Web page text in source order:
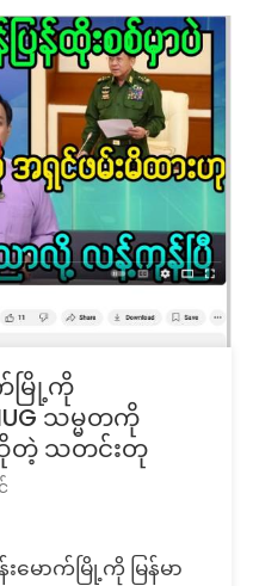
က်မြို့ကို
သမ္မတကို
ဆိုတဲ့ သတင်းတု
ောက်မြို့ကို မြန်မာ